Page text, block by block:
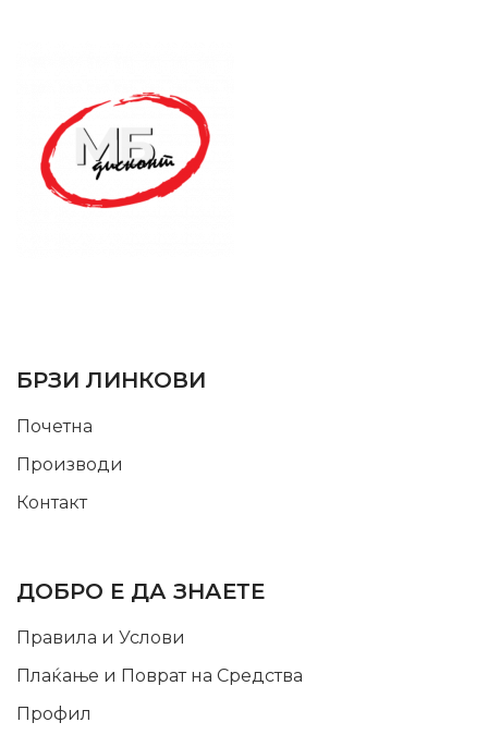
БРЗИ ЛИНКОВИ
Почетна
Производи
Контакт
ДОБРО Е ДА ЗНАЕТЕ
Правила и Услови
Плаќање и Поврат на Средства
Профил